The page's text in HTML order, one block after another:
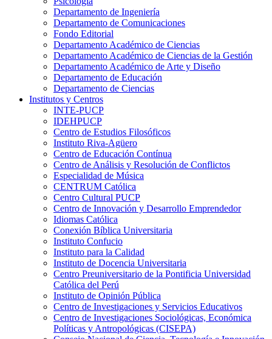
Departamento de Ingeniería
Departamento de Comunicaciones
Fondo Editorial
Departamento Académico de Ciencias
Departamento Académico de Ciencias de la Gestión
Departamento Académico de Arte y Diseño
Departamento de Educación
Departamento de Ciencias
Institutos y Centros
INTE-PUCP
IDEHPUCP
Centro de Estudios Filosóficos
Instituto Riva-Agüero
Centro de Educación Contínua
Centro de Análisis y Resolución de Conflictos
Especialidad de Música
CENTRUM Católica
Centro Cultural PUCP
Centro de Innovación y Desarrollo Emprendedor
Idiomas Católica
Conexión Bíblica Universitaria
Instituto Confucio
Instituto para la Calidad
Instituto de Docencia Universitaria
Centro Preuniversitario de la Pontificia Universidad
Católica del Perú
Instituto de Opinión Pública
Centro de Investigaciones y Servicios Educativos
Centro de Investigaciones Sociológicas, Económica
Políticas y Antropológicas (CISEPA)